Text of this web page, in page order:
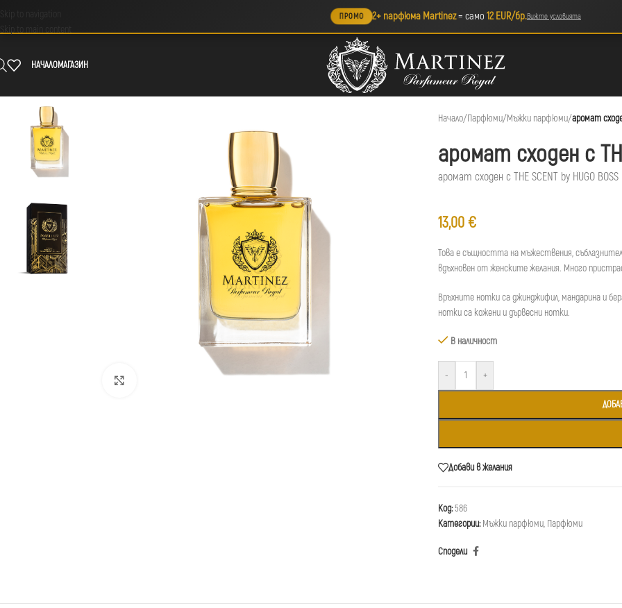
ПРОМО 2+ парфюма Martinez= само 12 EUR/бр.Вижте условията
Skip to navigation
Skip to main content
НАЧАЛОМАГАЗИН
Начало/Парфюми/Мъжки парфюми/аромат
аромат сходен с
аромат сходен с THE SCENT by HUGO
13,00€
Това е същността на мъжествения,
вдъхновен от женските желания. Много
Връхните нотки са джинджифил, мандарина и
нотки са кожени и дървесни нотки.
В наличност
- +
Добави в желания
Код:586
Категории: Мъжки парфюми, Парфюми
Сподели